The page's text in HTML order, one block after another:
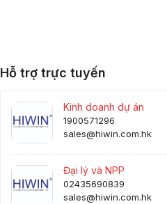
Hỗ trợ trực tuyến
Kinh doanh dự án
1900571296
sales@hiwin.com.hk
Đại lý và NPP
02435690839
sales@hiwin.com.hk